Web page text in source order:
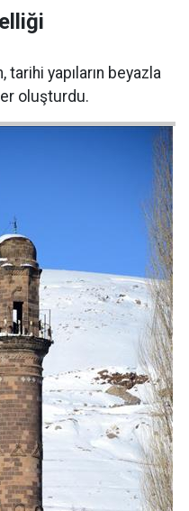
tarihi yapıların beyazla
oluşturdu.